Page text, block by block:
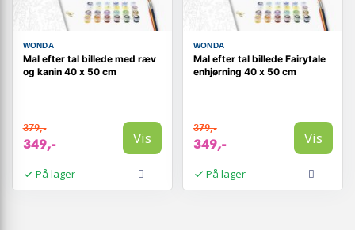
WONDA
Mal efter tal billede med ræv
og kanin 40 x 50 cm
379,-
349,- Vis
På lager
WONDA
Mal efter tal billede Fairytale
enhjørning 40 x 50 cm
379,-
349,- Vis
På lager